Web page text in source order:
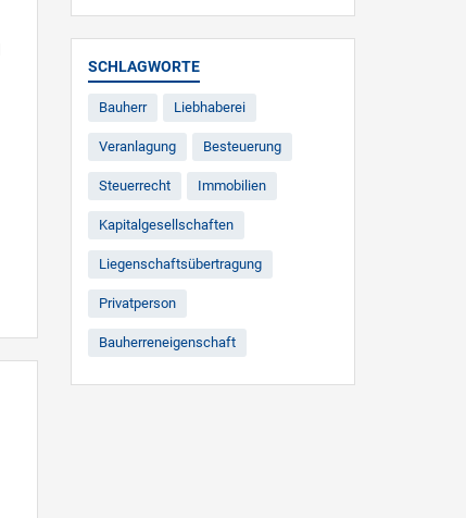
SCHLAGWORTE
Bauherr Liebhaberei
Veranlagung Besteuerung
Steuerrecht Immobilien
Kapitalgesellschaften
Liegenschaftsübertragung
Privatperson
Bauherreneigenschaft